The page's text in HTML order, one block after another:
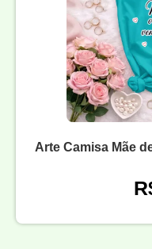
Arte Camisa Mãe